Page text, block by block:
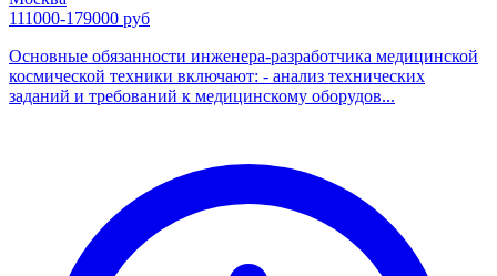
111000-179000 руб
Основные обязанности инженера-разработчика медицинской
космической техники включают: - анализ технических
заданий и требований к медицинскому оборудов...